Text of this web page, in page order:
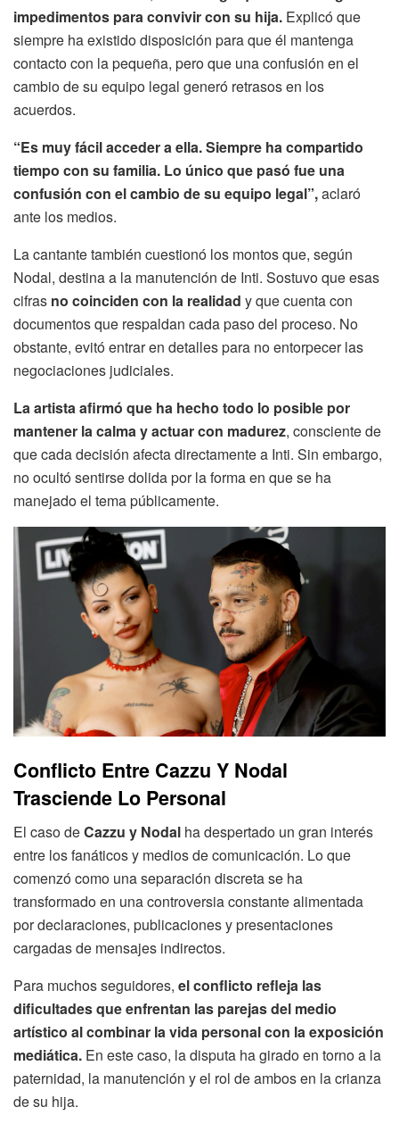
impedimentos para convivir con su hija. Explicó que
siempre ha existido disposición para que él mantenga
contacto con la pequeña, pero que una confusión en el
cambio de su equipo legal generó retrasos en los
acuerdos.
“Es muy fácil acceder a ella. Siempre ha compartido
tiempo con su familia. Lo único que pasó fue una
confusión con el cambio de su equipo legal”,aclaró
ante los medios.
La cantante también cuestionó los montos que, según
Nodal, destina a la manutención de Inti. Sostuvo que esas
cifras no coinciden con la realidad y que cuenta con
documentos que respaldan cada paso del proceso. No
obstante, evitó entrar en detalles para no entorpecer las
negociaciones judiciales.
La artista afirmó que ha hecho todo lo posible por
mantener la calma y actuar con madurez, consciente de
que cada decisión afecta directamente a Inti. Sin embargo,
no ocultó sentirse dolida por la forma en que se ha
manejado el tema públicamente.
Conflicto Entre Cazzu Y Nodal
Trasciende Lo Personal
El caso deCazzu y Nodal ha despertado un gran interés
entre los fanáticos y medios de comunicación. Lo que
comenzó como una separación discreta se ha
transformado en una controversia constante alimentada
por declaraciones, publicaciones y presentaciones
cargadas de mensajes indirectos.
Para muchos seguidores, el conflicto refleja las
dificultades que enfrentan las parejas del medio
artístico al combinar la vida personal con la exposición
mediática. En este caso, la disputa ha girado en torno a la
paternidad, la manutención y el rol de ambos en la crianza
de su hija.